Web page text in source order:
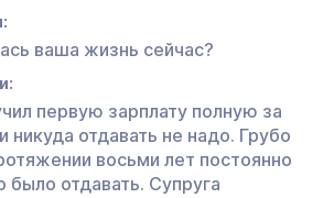
ваша жизнь сейчас?
первую зарплату полную за
никуда отдавать не надо. Грубо
восьми лет постоянно
было отдавать. Супруга